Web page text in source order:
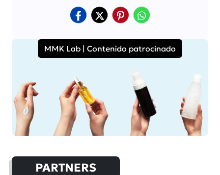
MMK Lab | Contenido patrocinado
PARTNERS